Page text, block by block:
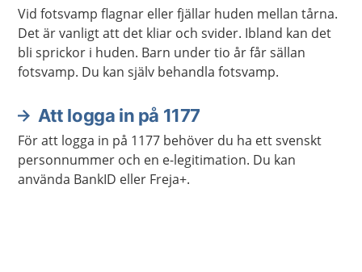
Vid fotsvamp flagnar eller fjällar huden mellan tårna.
Det är vanligt att det kliar och svider. Ibland kan det
bli sprickor i huden. Barn under tio år får sällan
fotsvamp. Du kan själv behandla fotsvamp.
Att logga in på 1177
För att logga in på 1177 behöver du ha ett svenskt
personnummer och en e-legitimation. Du kan
använda BankID eller Freja+.